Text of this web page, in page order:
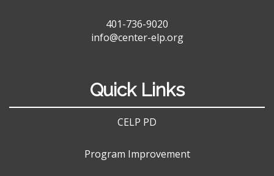
401-736-9020
info@center-elp.org
Quick Links
CELP PD
Program Improvement